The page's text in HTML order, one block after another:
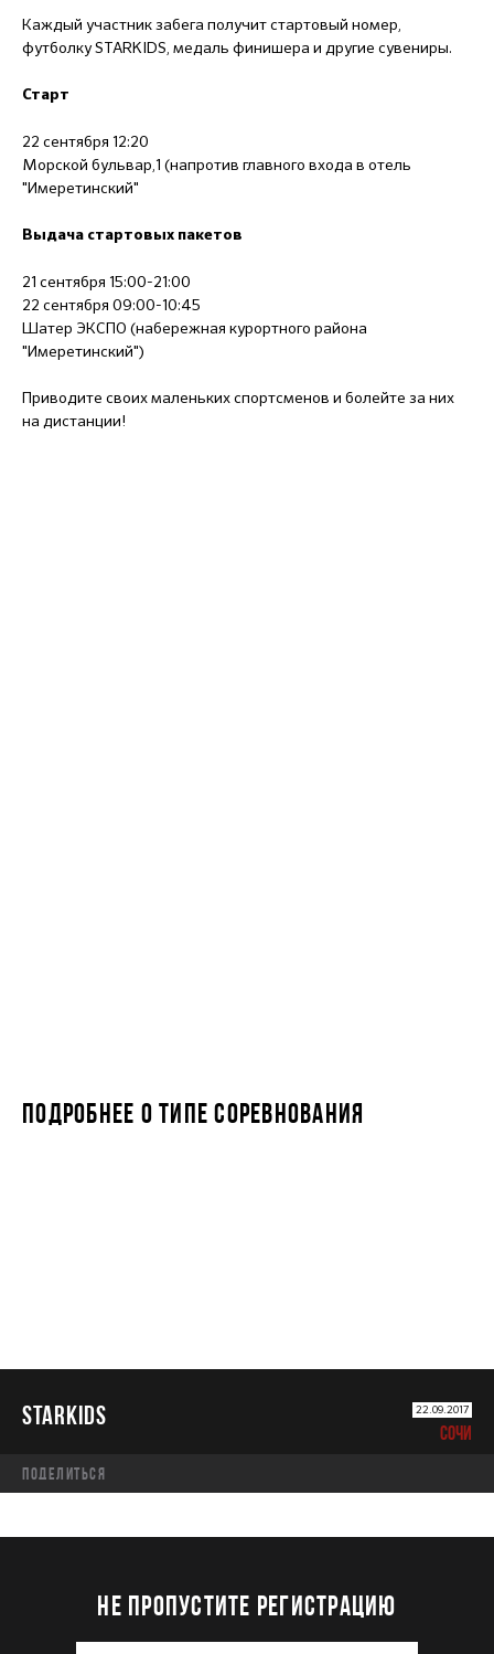
Каждый участник забега получит стартовый номер,
футболку STARKIDS, медаль финишера и другие сувениры.
Старт
22 сентября 12:20
Морской бульвар,1 (напротив главного входа в отель
"Имеретинский"
Выдача стартовых пакетов
21 сентября 15:00-21:00
22 сентября 09:00-10:45
Шатер ЭКСПО (набережная курортного района
"Имеретинский")
Приводите своих маленьких спортсменов и болейте за них
на дистанции!
ПОДРОБНЕЕ О ТИПЕ СОРЕВНОВАНИЯ
STARKIDS 22.09.2017
СОЧИ
Поделиться
НЕ ПРОПУСТИТЕ РЕГИСТРАЦИЮ